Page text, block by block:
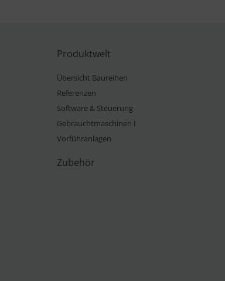
Produktwelt
Übersicht Baureihen
Referenzen
Software & Steuerung
Gebrauchtmaschinen I
Vorführanlagen
Zubehör